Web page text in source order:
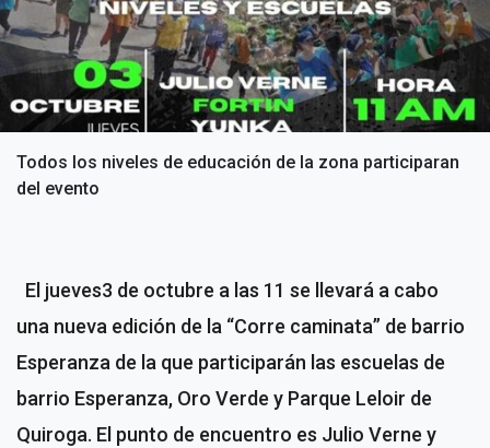
Todos los niveles de educación de la zona participaran
del evento
El jueves3 de octubre a las 11 se llevará a cabo
una nueva edición de la “Corre caminata” de barrio
Esperanza de la que participarán las escuelas de
barrio Esperanza, Oro Verde y Parque Leloir de
Quiroga. El punto de encuentro es Julio Verne y